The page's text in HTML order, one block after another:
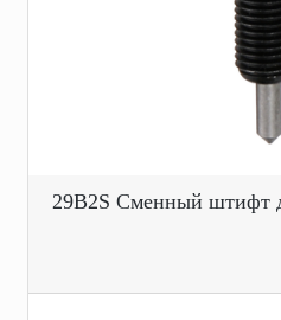
29B2S Сменный штифт